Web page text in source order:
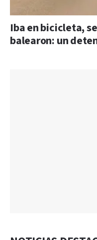
Iba en bicicleta,
balearon: un